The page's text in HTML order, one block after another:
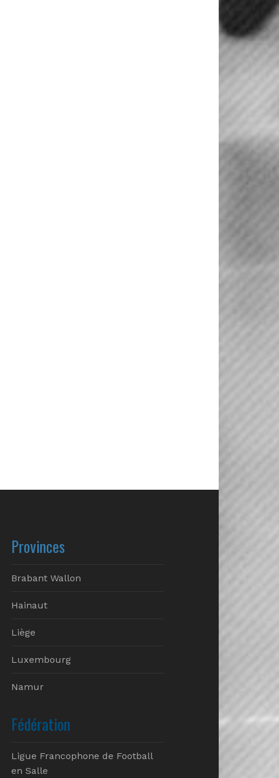
Provinces
Brabant Wallon
Hainaut
Liège
Luxembourg
Namur
Fédération
Ligue Francophone de Football
en Salle